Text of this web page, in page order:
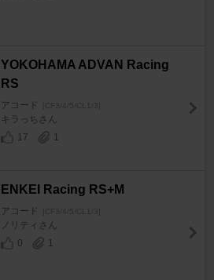
YOKOHAMA ADVAN Racing
RS
アコード [CF3/4/5/CL1/3]
キラっちさん
17
1
ENKEI Racing RS+M
アコード [CF3/4/5/CL1/3]
ノリティさん
0
1